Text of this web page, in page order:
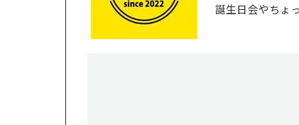
誕生日会やちょ